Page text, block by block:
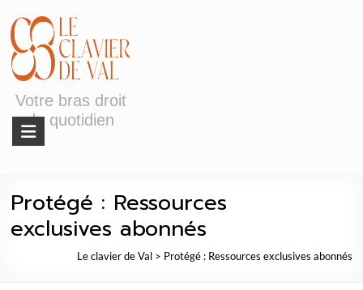
to
content
Votre bras droit
du quotidien
Protégé : Ressources
exclusives abonnés
Le clavier de Val> Protégé : Ressources exclusives abonnés